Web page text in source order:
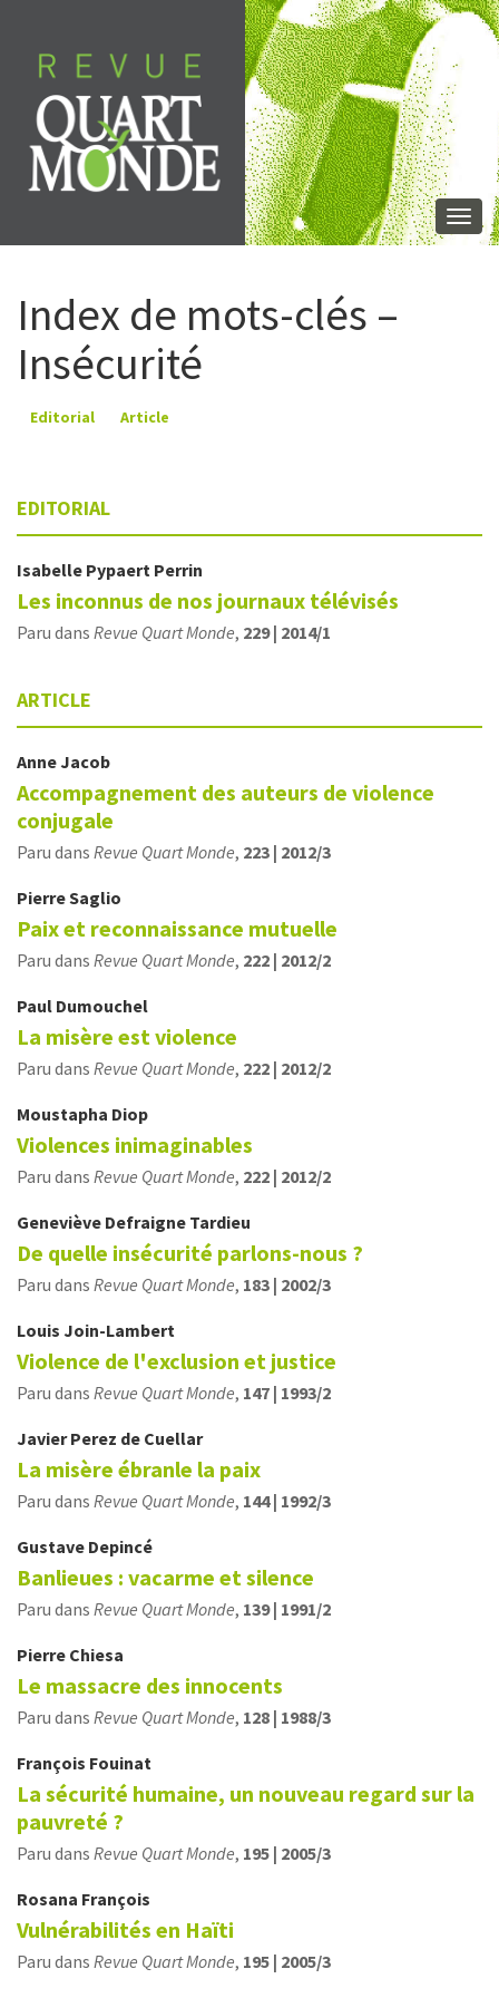
contenu
Index de mots-clés –
Insécurité
Editorial Article
EDITORIAL
Isabelle Pypaert Perrin
Les inconnus de nos journaux télévisés
Paru dans Revue Quart Monde, 229 | 2014/1
ARTICLE
AnneJacob
Accompagnement des auteurs de violence
conjugale
Paru dans Revue Quart Monde, 223 | 2012/3
PierreSaglio
Paix et reconnaissance mutuelle
Paru dans Revue Quart Monde, 222 | 2012/2
Paul Dumouchel
La misère est violence
Paru dans Revue Quart Monde, 222 | 2012/2
Moustapha Diop
Violences inimaginables
Paru dans Revue Quart Monde, 222 | 2012/2
Geneviève Defraigne Tardieu
De quelle insécurité parlons-nous ?
Paru dans Revue Quart Monde, 183 | 2002/3
Louis Join-Lambert
Violence de l'exclusion et justice
Paru dans Revue Quart Monde, 147 | 1993/2
JavierPerez de Cuellar
La misère ébranle la paix
Paru dans Revue Quart Monde, 144 | 1992/3
Gustave Depincé
Banlieues : vacarme et silence
Paru dans Revue Quart Monde, 139 | 1991/2
Pierre Chiesa
Le massacre des innocents
Paru dans Revue Quart Monde, 128 | 1988/3
François Fouinat
La sécurité humaine, un nouveau regard sur la
pauvreté ?
Paru dans Revue Quart Monde, 195 | 2005/3
Rosana François
Vulnérabilités en Haïti
Paru dans Revue Quart Monde, 195 | 2005/3